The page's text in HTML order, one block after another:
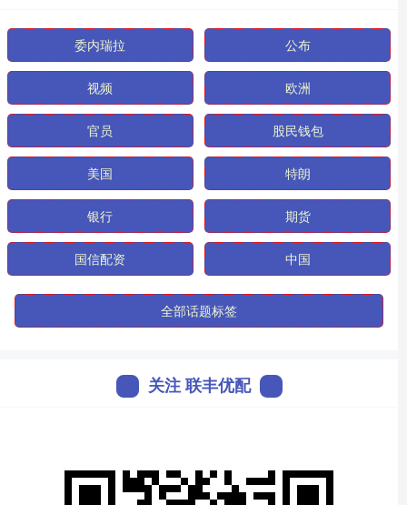
委内瑞拉 公布
视频 欧洲
官员 股民钱包
美国 特朗
银行 期货
国信配资 中国
全部话题标签
关注 联丰优配